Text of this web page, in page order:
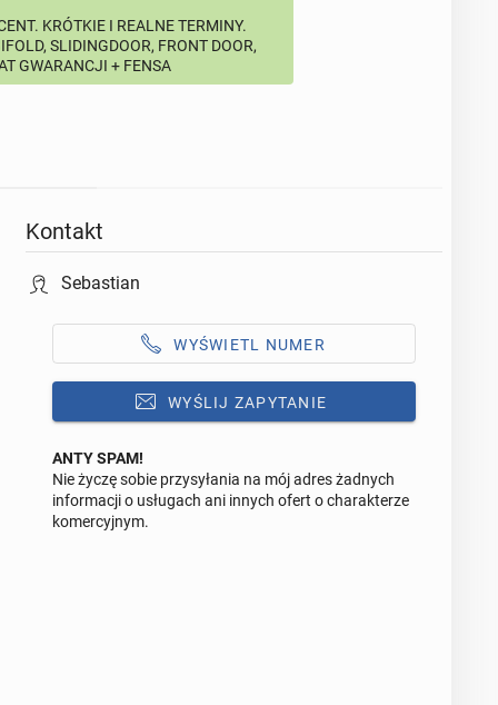
KRÓTKIE I REALNE TERMINY.
SLIDINGDOOR, FRONT DOOR,
GWARANCJI + FENSA
Kontakt
Sebastian
WYŚWIETL NUMER
WYŚLIJ ZAPYTANIE
Odpowiedz na ofertę tego ogłoszenia
ANTY SPAM!
Nie życzę sobie przysyłania na mój adres żadnych
informacji o usługach ani innych ofert o charakterze
komercyjnym.